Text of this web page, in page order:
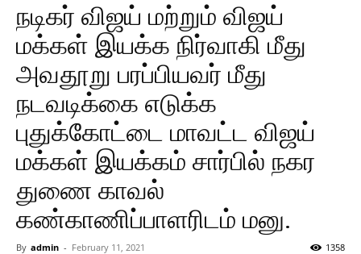
நடிகர் விஜய் மற்றும் விஜய்
மக்கள் இயக்க நிர்வாகி மீது
அவதூறு பரப்பியவர் மீது
நடவடிக்கை எடுக்க
புதுக்கோட்டை மாவட்ட விஜய்
மக்கள் இயக்கம் சார்பில் நகர
துணை காவல்
கண்காணிப்பாளரிடம் மனு.
By admin - February 11, 2021 1358